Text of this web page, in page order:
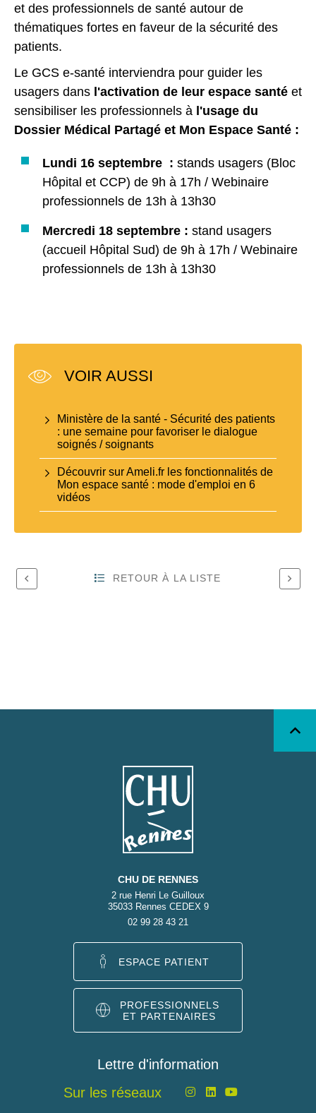
et des professionnels de santé autour de
thématiques fortes en faveur de la sécurité des
patients.
Le GCS e-santé interviendra pour guider les
usagers dans l'activation de leur espace santé et
sensibiliser les professionnels à l'usage du
Dossier Médical Partagé et Mon Espace Santé :
Lundi 16 septembre : stands usagers (Bloc
Hôpital et CCP) de 9h à 17h / Webinaire
professionnels de 13h à 13h30
Mercredi 18 septembre : stand usagers
(accueil Hôpital Sud) de 9h à 17h / Webinaire
professionnels de 13h à 13h30
VOIR AUSSI
Ministère de la santé - Sécurité des patients
: une semaine pour favoriser le dialogue
soignés / soignants
Découvrir sur Ameli.fr les fonctionnalités de
Mon espace santé : mode d'emploi en 6
vidéos
RETOUR À LA LISTE
CHU DE RENNES
2 rue Henri Le Guilloux
35033 Rennes CEDEX 9
02 99 28 43 21
ESPACE PATIENT
PROFESSIONNELS
ET PARTENAIRES
Lettre d'information
Sur les réseaux